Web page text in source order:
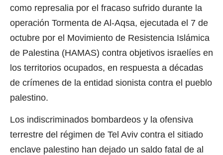
como represalia por el fracaso sufrido durante la
operación Tormenta de Al-Aqsa, ejecutada el 7 de
octubre por el Movimiento de Resistencia Islámica
de Palestina (HAMAS) contra objetivos israelíes en
los territorios ocupados, en respuesta a décadas
de crímenes de la entidad sionista contra el pueblo
palestino.
Los indiscriminados bombardeos y la ofensiva
terrestre del régimen de Tel Aviv contra el sitiado
enclave palestino han dejado un saldo fatal de al